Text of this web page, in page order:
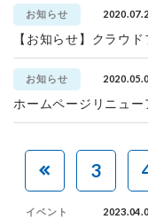
お知らせ
【お知らせ】クラウ
お知らせ
ホームページリニュ
3
イベント